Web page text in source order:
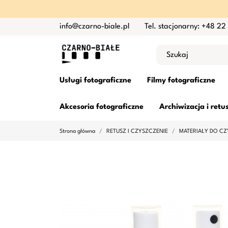
info@czarno-biale.pl Tel. stacjonarny: +48 22
Usługi fotograficzne Filmy fotograficzne
Akcesoria fotograficzne Archiwizacja i
Strona główna RETUSZ I CZYSZCZENIE MATERIAŁY DO